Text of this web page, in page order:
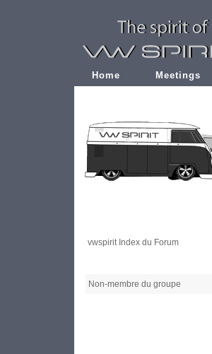
Home Meetings
vwspirit Index du Forum
Non-membre du groupe